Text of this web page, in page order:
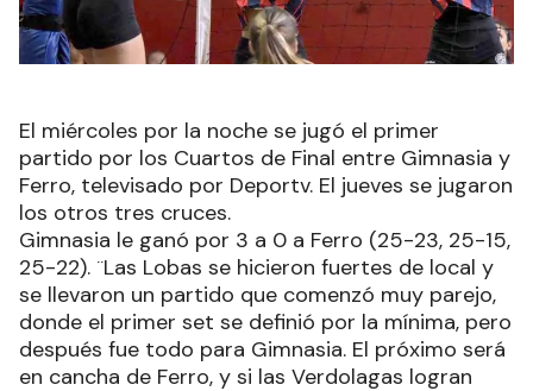
El miércoles por la noche se jugó el primer
partido por los Cuartos de Final entre Gimnasia y
Ferro, televisado por Deportv. El jueves se jugaron
los otros tres cruces.
Gimnasia le ganó por 3 a 0 a Ferro (25-23, 25-15,
25-22). ¨Las Lobas se hicieron fuertes de local y
se llevaron un partido que comenzó muy parejo,
donde el primer set se definió por la mínima, pero
después fue todo para Gimnasia. El próximo será
en cancha de Ferro, y si las Verdolagas logran